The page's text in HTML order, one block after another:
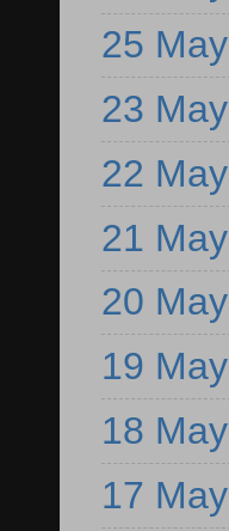
25 May
23 May
22 May
21 May
20 May
19 May
18 May
17 May